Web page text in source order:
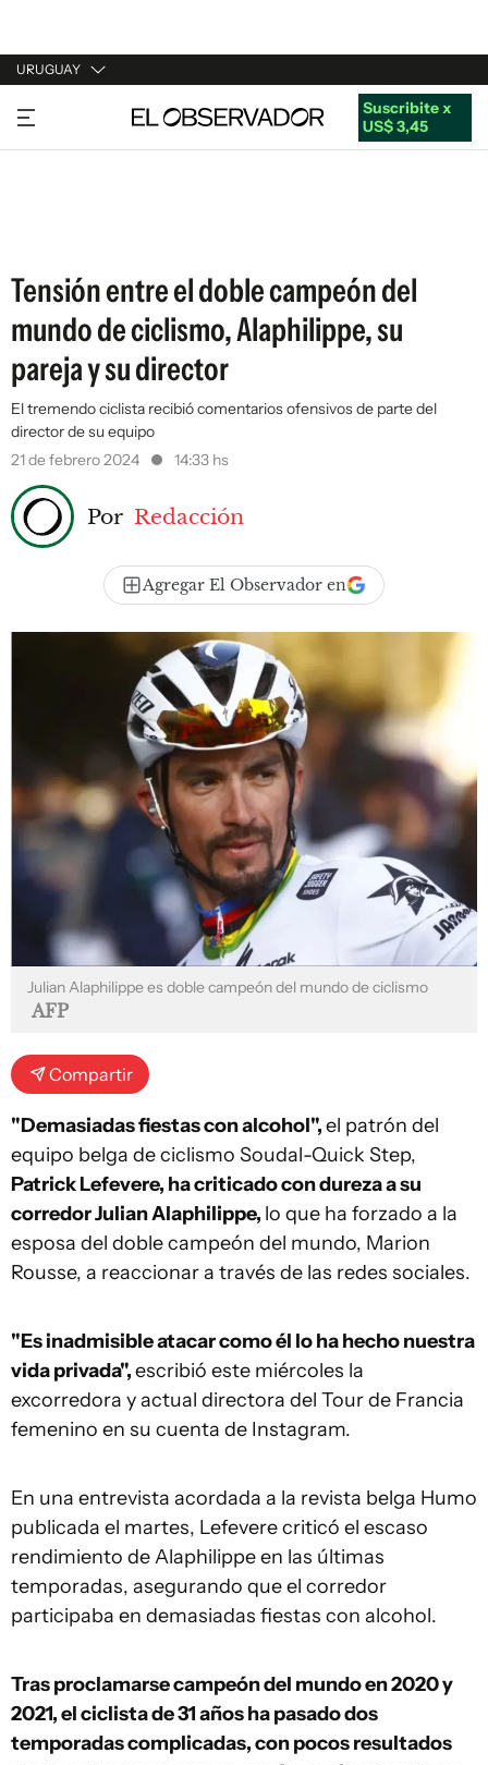
URUGUAY
URUGUAY
ARGENTINA
Suscribite x
US$ 3,45
Tensión entre el doble campeón del
mundo de ciclismo, Alaphilippe, su
pareja y su director
El tremendo ciclista recibió comentarios ofensivos de parte del
director de su equipo
21 de febrero 2024
14:33 hs
Por Redacción
Agregar El Observador en
Julian Alaphilippe es doble campeón del mundo de ciclismo
AFP
Compartir
"Demasiadas fiestas con alcohol",el patrón del
equipo belga de ciclismo Soudal-Quick Step,
Patrick Lefevere, ha criticado con dureza a su
corredor Julian Alaphilippe, lo que ha forzado a la
esposa del doble campeón del mundo, Marion
Rousse, a reaccionar a través de las redes sociales.
"Es inadmisible atacar como él lo ha hecho nuestra
vida privada",escribió este miércoles la
excorredora y actual directora del Tour de Francia
femenino en su cuenta de Instagram.
En una entrevista acordada a la revista belga Humo
publicada el martes, Lefevere criticó el escaso
rendimiento de Alaphilippe en las últimas
temporadas, asegurando que el corredor
participaba en demasiadas fiestas con alcohol.
Tras proclamarse campeón del mundo en 2020 y
2021, el ciclista de 31 años ha pasado dos
temporadas complicadas, con pocos resultados